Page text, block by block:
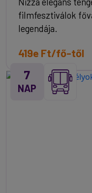
Nizza elegáns
filmfesztiválok
legendája.
419e Ft/fő-től
7
NAP